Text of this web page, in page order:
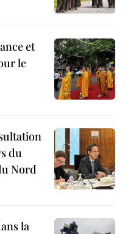
et
le
du
Nord
la